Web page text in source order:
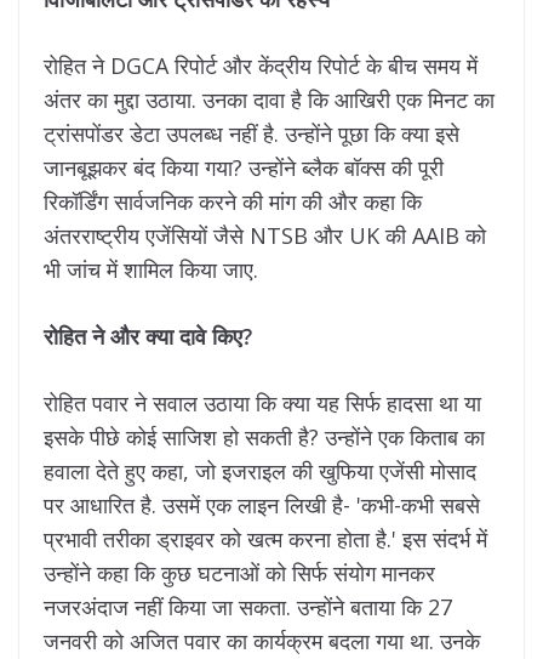
रोहित ने DGCA रिपोर्ट और केंद्रीय रिपोर्ट के बीच समय में
अंतर का मुद्दा उठाया. उनका दावा है कि आखिरी एक मिनट का
ट्रांसपोंडर डेटा उपलब्ध नहीं है. उन्होंने पूछा कि क्या इसे
जानबूझकर बंद किया गया? उन्होंने ब्लैक बॉक्स की पूरी
रिकॉर्डिंग सार्वजनिक करने की मांग की और कहा कि
अंतरराष्ट्रीय एजेंसियों जैसे NTSB और UK की AAIB को
भी जांच में शामिल किया जाए.
रोहित ने और क्या दावे किए?
रोहित पवार ने सवाल उठाया कि क्या यह सिर्फ हादसा था या
इसके पीछे कोई साजिश हो सकती है? उन्होंने एक किताब का
हवाला देते हुए कहा, जो इजराइल की खुफिया एजेंसी मोसाद
पर आधारित है. उसमें एक लाइन लिखी है- 'कभी-कभी सबसे
प्रभावी तरीका ड्राइवर को खत्म करना होता है.' इस संदर्भ में
उन्होंने कहा कि कुछ घटनाओं को सिर्फ संयोग मानकर
नजरअंदाज नहीं किया जा सकता. उन्होंने बताया कि 27
जनवरी को अजित पवार का कार्यक्रम बदला गया था. उनके